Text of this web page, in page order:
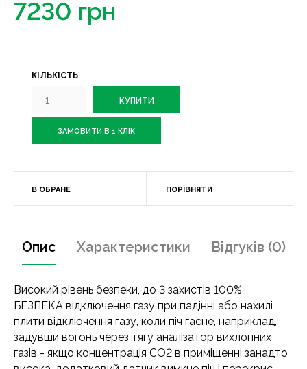
7230 грн
КІЛЬКІСТЬ
ЗАМОВИТИ В 1 КЛІК
В ОБРАНЕ ПОРІВНЯТИ
Опис Характеристики Відгуків (0)
Високий рівень безпеки, до 3 захистів 100%
БЕЗПЕКА відключення газу при падінні або нахилі
плити відключення газу, коли піч гасне, наприклад,
задувши вогонь через тягу аналізатор вихлопних
газів - якщо концентрація CO2 в приміщенні занадто